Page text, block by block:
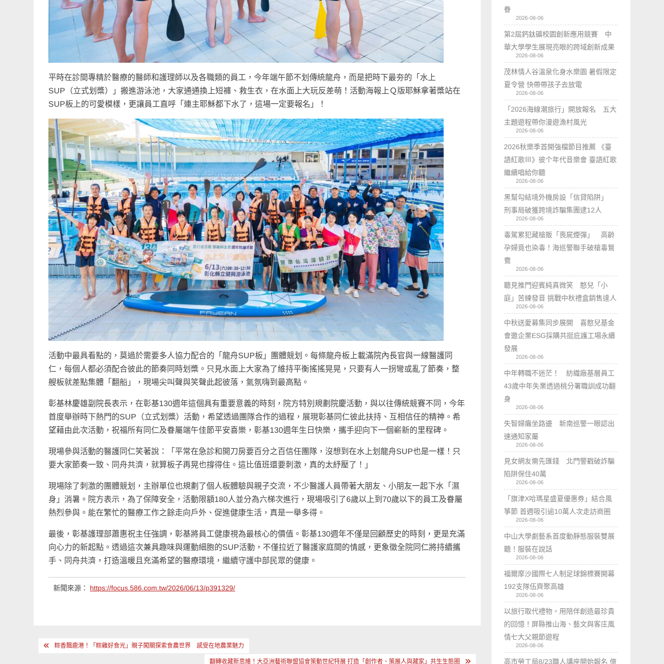
平時在診間專精於醫療的醫師和護理師以及各職類的員工，今年端午節不划傳統龍舟，而是把時下最夯的「水上
SUP（立式划槳）」搬進游泳池，大家通通換上短褲、救生衣，在水面上大玩反差萌！活動海報上Ｑ版耶穌拿著槳站在
SUP板上的可愛模樣，更讓員工直呼「連主耶穌都下水了，這場一定要報名」！
活動中最具看點的，莫過於需要多人協力配合的「龍舟SUP板」團體競划。每條龍舟板上載滿院內長官與一線醫護同
仁，每個人都必須配合彼此的節奏同時划槳。只見水面上大家為了維持平衡搖搖晃晃，只要有人一拐彎或亂了節奏，整
艘板就差點集體「翻船」，現場尖叫聲與笑聲此起彼落，氣氛嗨到最高點。
彰基林慶雄副院長表示，在彰基130週年這個具有重要意義的時刻，院方特別規劃院慶活動，與以往傳統競賽不同，今年
首度舉辦時下熱門的SUP（立式划槳）活動，希望透過團隊合作的過程，展現彰基同仁彼此扶持、互相信任的精神。希
望藉由此次活動，祝福所有同仁及眷屬端午佳節平安喜樂，彰基130週年生日快樂，攜手迎向下一個嶄新的里程碑。
現場參與活動的醫護同仁笑著說：「平常在急診和開刀房要百分之百信任團隊，沒想到在水上划龍舟SUP也是一樣！只
要大家節奏一致、同舟共濟，就算板子再晃也撐得住。這比值班還要刺激，真的太紓壓了！」
現場除了刺激的團體競划，主辦單位也規劃了個人板體驗與親子交流，不少醫護人員帶著大朋友、小朋友一起下水「濕
身」消暑。院方表示，為了保障安全，活動限額180人並分為六梯次進行，現場吸引了6歲以上到70歲以下的員工及眷屬
熱烈參與。能在繁忙的醫療工作之餘走向戶外、促進健康生活，真是一舉多得。
最後，彰基護理部蕭惠祝主任強調，彰基將員工健康視為最核心的價值。彰基130週年不僅是回顧歷史的時刻，更是充滿
向心力的新起點。透過這次兼具趣味與運動細胞的SUP活動，不僅拉近了醫護家庭間的情感，更象徵全院同仁將持續攜
手、同舟共濟，打造溫暖且充滿希望的醫療環境，繼續守護中部民眾的健康。
新聞來源： https://focus.586.com.tw/2026/06/13/p391329/
文 粽香飄鹿港！「粽雞好食光」親子闖關探索食農世界 感受在地農業魅力
翻轉收藏新思維！大亞洲藝術聯盟協會策動世紀特展 打造「創作者、策展人與藏家」共生生態圈
眷
2026-08-06
第2屆鈣鈦礦校園創新應用競賽 中
華大學學生展現亮眼的跨域創新成果
2026-08-06
茂林情人谷溫泉化身水樂園 暑假限定
夏令營 快帶帶孩子去放電
2026-08-06
「2026海線潮旅行」開放報名 五大
主題遊程帶你漫遊漁村風光
2026-08-06
2026秋樂季首開強檔節目推薦 《臺
語紅歌Ⅲ》彼个年代音樂會 臺語紅歌
繼續唱給你聽
2026-08-06
黑幫勾結境外機房設「信貸陷阱」
刑事局破獲跨境詐騙集團逮12人
2026-08-06
毒駕累犯藏槍販「喪屍煙彈」 高齡
孕婦竟也染毒！海巡警聯手破槍毒鴛
鴦
2026-08-06
聽見推門迎賓純真微笑 憨兒「小
庭」苦練發音 挑戰中秋禮盒銷售達人
2026-08-06
中秋送愛募集同步展開 喜憨兒基金
會邀企業ESG採購共挺庇護工場永續
發展
2026-08-06
中年轉職不迷茫！ 紡織廠基層員工
43歲中年失業透過桃分署職訓成功翻
身
2026-08-06
失智婦癱坐路邊 新南巡警一眼認出
速通知家屬
2026-08-06
見女網友需先匯錢 北門警戳破詐騙
陷阱保住40萬
2026-08-06
「旗津X哈瑪星盛夏優惠券」結合風
箏節 首週吸引逾10萬人次走訪商圈
2026-08-06
中山大學劇藝系首度動靜態服裝雙展
聽！服裝在說話
2026-08-06
福爾摩沙國際七人制足球錦標賽開幕
192支隊伍齊聚高雄
2026-08-06
以旅行取代禮物，用陪伴創造最珍貴
的回憶！屏縣推山海、藝文與客庄風
情七大父親節遊程
2026-08-06
高市勞工局8/23職人講座開始報名 億